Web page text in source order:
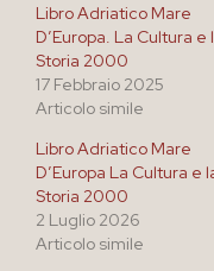
Libro Adriatico Mare
D’Europa. La Cultura e
Storia 2000
17 Febbraio 2025
Articolo simile
Libro Adriatico Mare
D’Europa La Cultura e
Storia 2000
2 Luglio 2026
Articolo simile